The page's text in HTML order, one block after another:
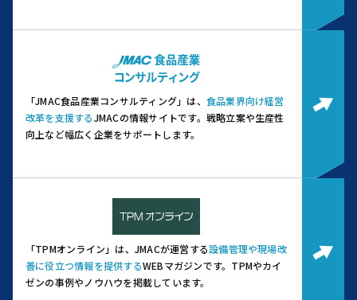
「JMAC食品産業コンサルティング」は、 食品業界向け経営
改革を支援するJMACの情報サイトです。 戦略立案や生産性
向上など幅広く企業をサポートします。
「TPMオンライン」は、JMACが運営する設備管理や現場改
善に役立つ情報を提供するWEBマガジンです。 TPMやカイ
ゼンの事例やノウハウを掲載しています。